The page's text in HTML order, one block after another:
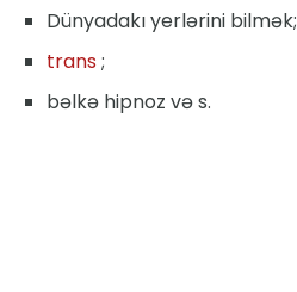
Dünyadakı yerlərini bilmək;
trans;
bəlkə hipnoz və s.